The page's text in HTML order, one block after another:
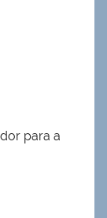
para a